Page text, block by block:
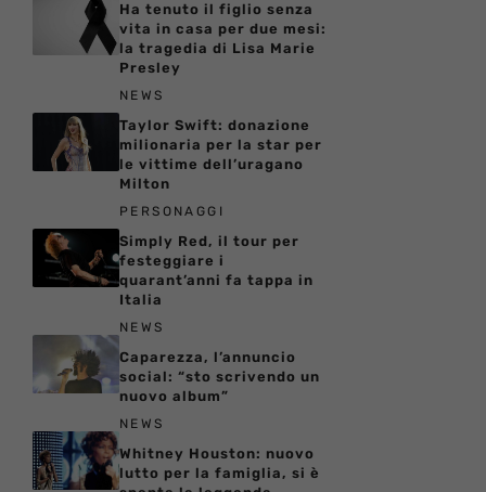
Ha tenuto il figlio senza
vita in casa per due mesi:
la tragedia di Lisa Marie
Presley
NEWS
Taylor Swift: donazione
milionaria per la star per
le vittime dell’uragano
Milton
PERSONAGGI
Simply Red, il tour per
festeggiare i
quarant’anni fa tappa in
Italia
NEWS
Caparezza, l’annuncio
social: “sto scrivendo un
nuovo album”
NEWS
Whitney Houston: nuovo
lutto per la famiglia, si è